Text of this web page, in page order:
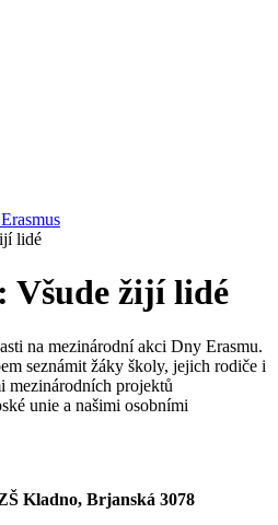
lidé
Všude žijí lidé
na mezinárodní akci Dny Erasmu.
seznámit žáky školy, jejich rodiče i
mezinárodních projektů
unie a našimi osobními
Kladno, Brjanská 3078